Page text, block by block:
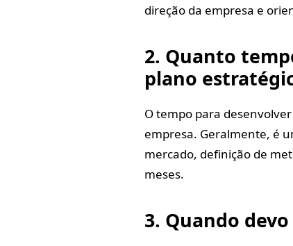
direção da empresa e
2. Quanto
plano
O tempo para
empresa. Geralmente, é
mercado, definição de
meses.
3. Quando